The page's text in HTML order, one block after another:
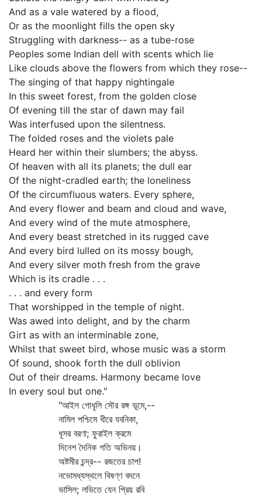
And as a vale watered by a flood,
Or as the moonlight fills the open sky
Struggling with darkness-- as a tube-rose
Peoples some Indian dell with scents which lie
Like clouds above the flowers from which they rose--
The singing of that happy nightingale
In this sweet forest, from the golden close
Of evening till the star of dawn may fail
Was interfused upon the silentness.
The folded roses and the violets pale
Heard her within their slumbers; the abyss.
Of heaven with all its planets; the dull ear
Of the night-cradled earth; the loneliness
Of the circumfluous waters. Every sphere,
And every flower and beam and cloud and wave,
And every wind of the mute atmosphere,
And every beast stretched in its rugged cave
And every bird lulled on its mossy bough,
And every silver moth fresh from the grave
Which is its cradle . . .
. . . and every form
That worshipped in the temple of night.
Was awed into delight, and by the charm
Girt as with an interminable zone,
Whilst that sweet bird, whose music was a storm
Of sound, shook forth the dull oblivion
Out of their dreams. Harmony became love
In every soul but one."
"আইল গোধূলি সৌর রঙ্গ ভূমে,--
নামিল পশ্চিমে ধীরে যবনিকা,
ধূসর বরণা; ফুরাইল ক্রমে
দিনেশ দৈনিক গতি অভিনয়।
অষ্টমীর চন্দ্র-- রজতের চাপ!
নভোমধ্যস্থলে বিষণ্ণ বদনে
ভাসিল; লভিতে যেন প্রিয় রবি